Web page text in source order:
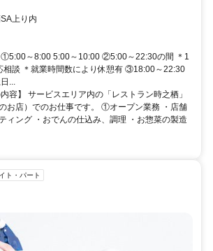
上り内
①5:00～8:00 5:00～10:00 ②5:00～22:30の間 ＊1
相談 ＊就業時間数により休憩有 ③18:00～22:30
...
容】 サービスエリア内の「レストラン時之栖」
のお店）でのお仕事です。 ①オープン業務 ・店舗
ィング ・おでんの仕込み、調理 ・お惣菜の製造
ト・パート